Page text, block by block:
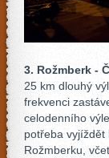
3. Rožmberk -
25 km dlouhý
frekvenci
celodenního
potřeba vyjíždět
Rožmberku,